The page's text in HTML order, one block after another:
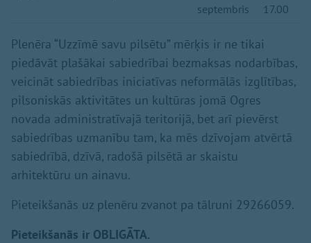
septembris
17.00
Plenēra “Uzzīmē savu pilsētu” mērķis ir ne tikai
piedāvāt plašākai sabiedrībai bezmaksas nodarbības,
veicināt sabiedrības iniciatīvas neformālās izglītības,
pilsoniskās aktivitātes un kultūras jomā Ogres
novada administratīvajā teritorijā, bet arī pievērst
sabiedrības uzmanību tam, ka mēs dzīvojam atvērtā
sabiedrībā, dzīvā, radošā pilsētā ar skaistu
arhitektūru un ainavu.
Pieteikšanās uz plenēru zvanot pa tālruni 29266059.
Pieteikšanās ir OBLIGĀTA.